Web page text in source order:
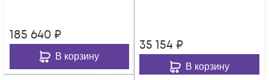
185 640 ₽
В корзину
35 154 ₽
В корзину